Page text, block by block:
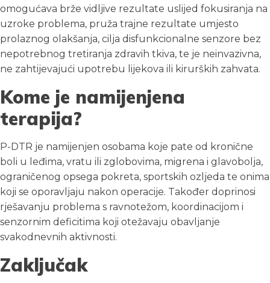
omogućava brže vidljive rezultate uslijed fokusiranja na
uzroke problema, pruža trajne rezultate umjesto
prolaznog olakšanja, cilja disfunkcionalne senzore bez
nepotrebnog tretiranja zdravih tkiva, te je neinvazivna,
ne zahtijevajući upotrebu lijekova ili kirurških zahvata.
Kome je namijenjena
terapija?
P-DTR je namijenjen osobama koje pate od kronične
boli u leđima, vratu ili zglobovima, migrena i glavobolja,
ograničenog opsega pokreta, sportskih ozljeda te onima
koji se oporavljaju nakon operacije. Također doprinosi
rješavanju problema s ravnotežom, koordinacijom i
senzornim deficitima koji otežavaju obavljanje
svakodnevnih aktivnosti.
Zaključak